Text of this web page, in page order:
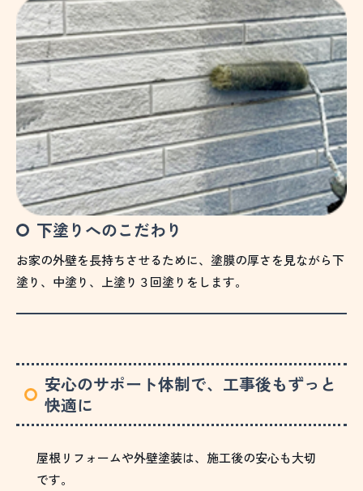
下塗りへのこだわり
お家の外壁を長持ちさせるために、塗膜の厚さを見ながら下
塗り、中塗り、上塗り３回塗りをします。
安心のサポート体制で、工事後もずっと
快適に
屋根リフォームや外壁塗装は、施工後の安心も大切
です。